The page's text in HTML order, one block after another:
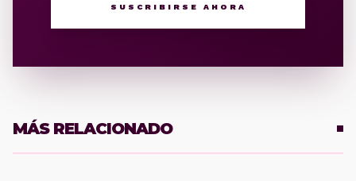
SUSCRIBIRSE AHORA
MÁS RELACIONADO